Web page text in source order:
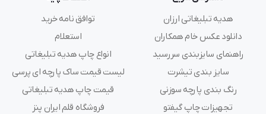
هدیه تبلیغاتی ارزان
دانلود عکس خام همکاران
راهنمای سایزبندی سررسید
سایز بندی تیشرت
رنگ بندی پارچه سوزنی
تجهیزات چاپ گیفتو
توافق نامه خرید
استعلام
انواع چاپ هدیه تبلیغاتی
لیست قیمت ساک پارچه ای پرسی
قیمت چاپ هدیه تبلیغاتی
فروشگاه قلم ایران پنز